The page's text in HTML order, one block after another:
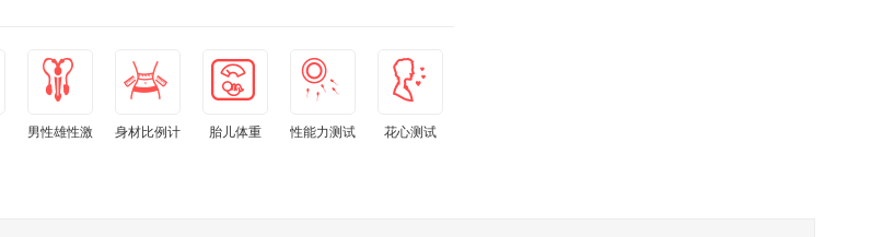
男性雄性激
身材比例计
胎儿体重 性能力测试 花心测试